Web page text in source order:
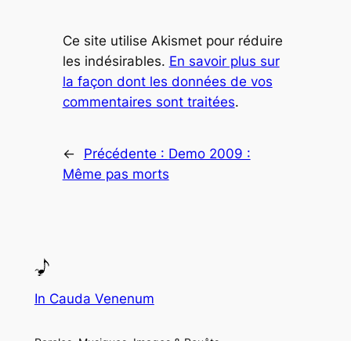
Ce site utilise Akismet pour réduire
les indésirables. En savoir plus sur
la façon dont les données de vos
commentaires sont traitées.
← Précédente : Demo 2009 :
Même pas morts
In Cauda Venenum